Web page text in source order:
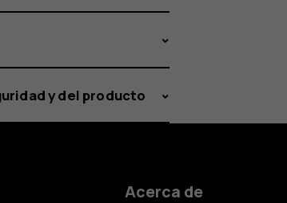
y del producto
Acerca de